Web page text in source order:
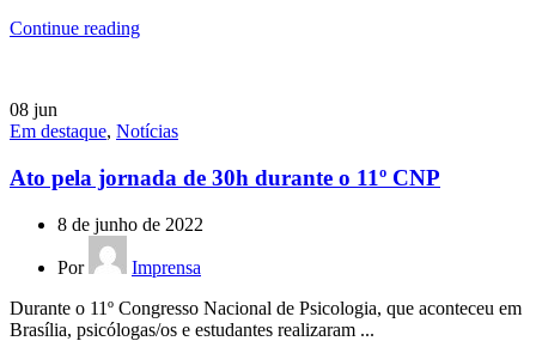
Continue reading
08 jun
Em destaque, Notícias
Ato pela jornada de 30h durante o 11º CNP
8 de junho de 2022
Por
Imprensa
Durante o 11º Congresso Nacional de Psicologia, que aconteceu em
Brasília, psicólogas/os e estudantes realizaram ...